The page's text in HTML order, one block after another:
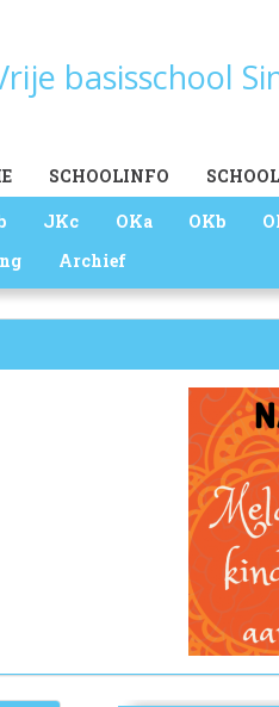
basisschool
JKc OKa OKb
Archief
SCHOOLINFO